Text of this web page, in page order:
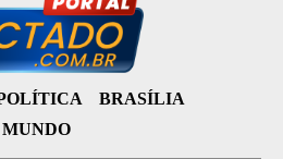
BRASÍLIA
MUNDO